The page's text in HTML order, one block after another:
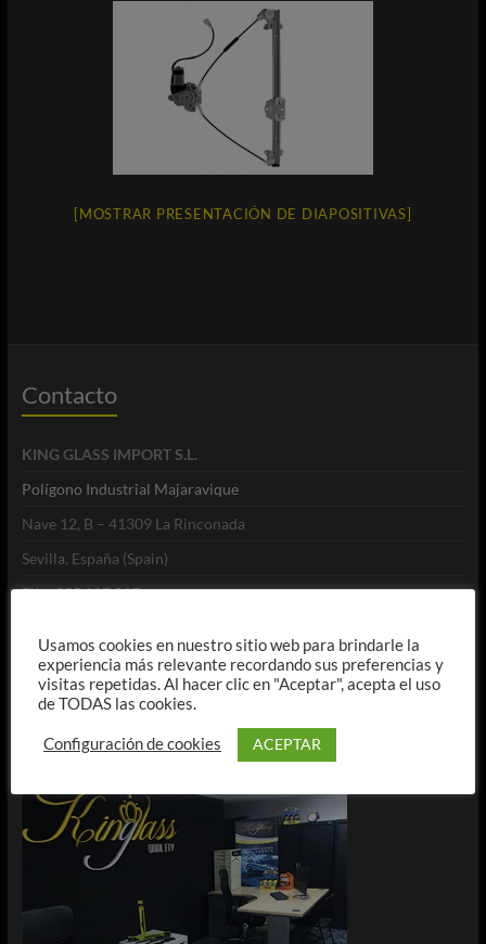
[MOSTRAR PRESENTACIÓN DE DIAPOSITIVAS]
Contacto
KING GLASS IMPORT S.L.
Polígono Industrial Majaravique
Nave 12, B – 41309 La Rinconada
Sevilla, España (Spain)
Fijo: 955 987 097
info@kinglass.es
Usamos cookies en nuestro sitio web para brindarle la
experiencia más relevante recordando sus preferencias y
visitas repetidas. Al hacer clic en "Aceptar", acepta el uso
de TODAS las cookies.
Configuración de cookies ACEPTAR